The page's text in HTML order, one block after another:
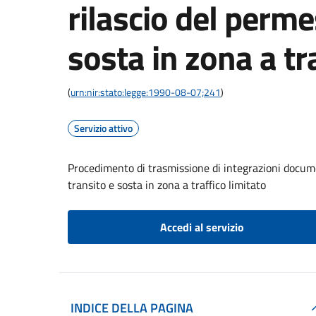
rilascio del
sosta in zona a
(urn:nir:stato:legge:1990-08-07;241)
Servizio attivo
Procedimento di trasmissione di integrazioni
transito e sosta in zona a traffico limitato
Accedi al servizio
INDICE DELLA PAGINA